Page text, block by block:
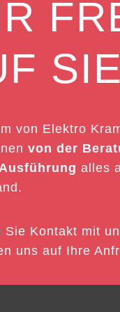
SIE
von Elektro
von der
alles
Sie Kontakt mit
uns auf Ihre